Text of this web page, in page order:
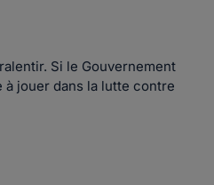
Si le Gouvernement
jouer dans la lutte contre